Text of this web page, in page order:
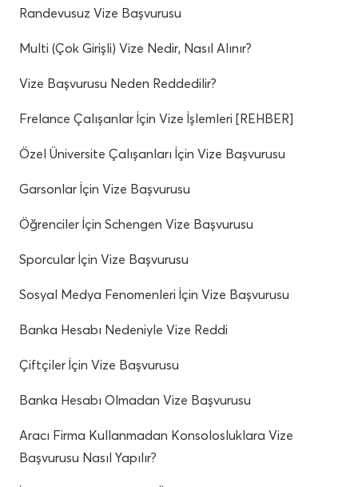
Randevusuz Vize Başvurusu
Multi (Çok Girişli) Vize Nedir, Nasıl Alınır?
Vize Başvurusu Neden Reddedilir?
Frelance Çalışanlar İçin Vize İşlemleri [REHBER]
Özel Üniversite Çalışanları İçin Vize Başvurusu
Garsonlar İçin Vize Başvurusu
Öğrenciler İçin Schengen Vize Başvurusu
Sporcular İçin Vize Başvurusu
Sosyal Medya Fenomenleri İçin Vize Başvurusu
Banka Hesabı Nedeniyle Vize Reddi
Çiftçiler İçin Vize Başvurusu
Banka Hesabı Olmadan Vize Başvurusu
Aracı Firma Kullanmadan Konsolosluklara Vize
Başvurusu Nasıl Yapılır?